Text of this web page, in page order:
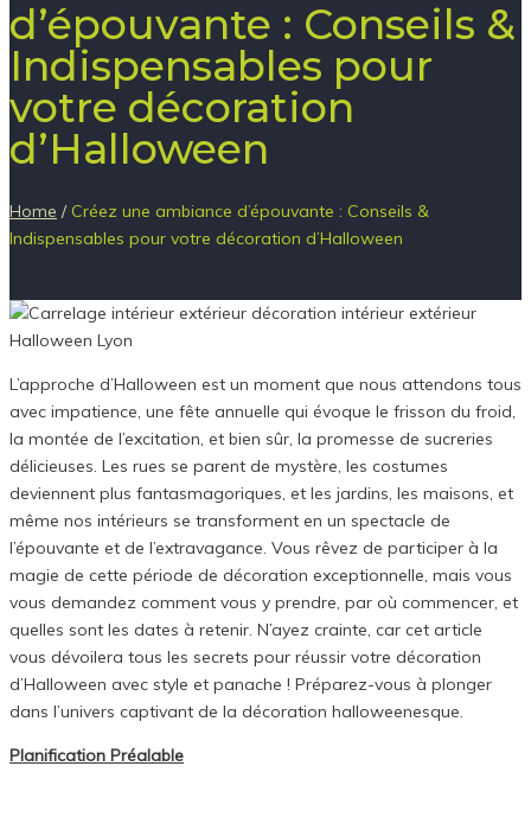
d’épouvante : Conseils &
Indispensables pour
votre décoration
d’Halloween
Home / Créez une ambiance d’épouvante : Conseils &
Indispensables pour votre décoration d’Halloween
L’approche d’Halloween est un moment que nous attendons tous
avec impatience, une fête annuelle qui évoque le frisson du froid,
la montée de l’excitation, et bien sûr, la promesse de sucreries
délicieuses. Les rues se parent de mystère, les costumes
deviennent plus fantasmagoriques, et les jardins, les maisons, et
même nos intérieurs se transforment en un spectacle de
l’épouvante et de l’extravagance. Vous rêvez de participer à la
magie de cette période de décoration exceptionnelle, mais vous
vous demandez comment vous y prendre, par où commencer, et
quelles sont les dates à retenir. N’ayez crainte, car cet article
vous dévoilera tous les secrets pour réussir votre décoration
d’Halloween avec style et panache ! Préparez-vous à plonger
dans l’univers captivant de la décoration halloweenesque.
Planification Préalable